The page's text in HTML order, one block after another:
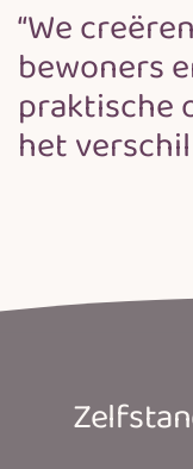
“We
bewoners
praktische
het verschil